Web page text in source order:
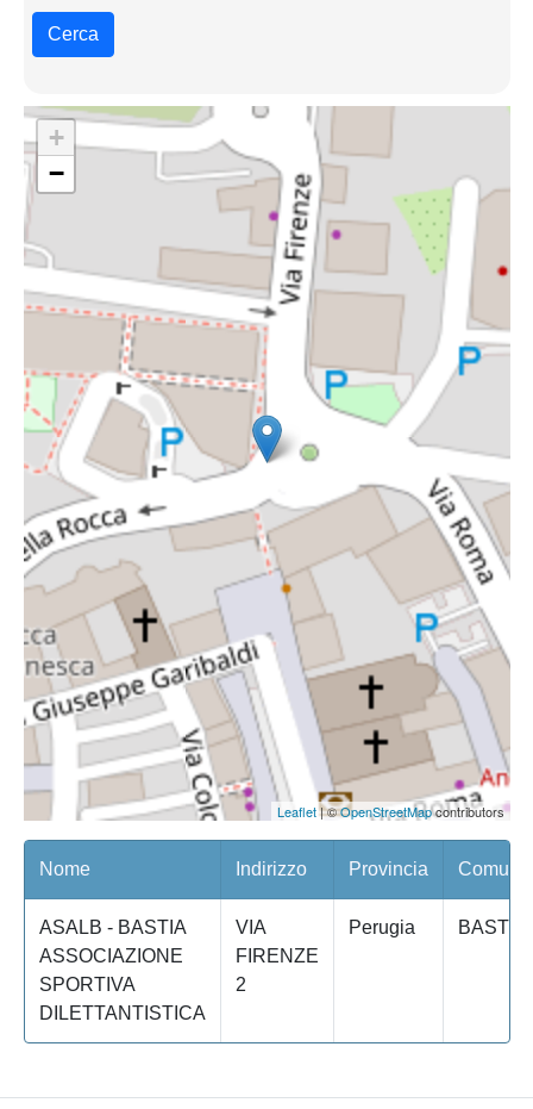
Cerca
+
−
Leaflet| ©OpenStreetMapcontributors
Nome Indirizzo Provincia
ASALB - BASTIA
ASSOCIAZIONE
SPORTIVA
DILETTANTISTICA
VIA
FIRENZE
2
Perugia BASTIA